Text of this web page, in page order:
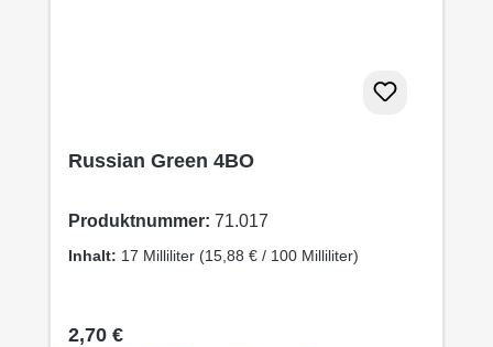
Russian Green 4BO
Produktnummer: 71.017
Inhalt: 17 Milliliter (15,88 € / 100 Milliliter)
Regulärer Preis:
2,70 €